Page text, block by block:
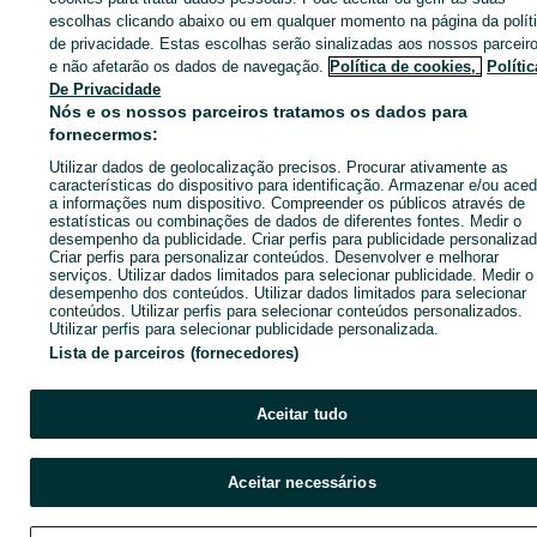
Entra na tua conta OLX ou cria uma nova para contactares
anunciante
Entrar ou criar conta
Ligar / SMS Enviar mensagem
escolhas clicando abaixo ou em qualquer momento na página da
de privacidade. Estas escolhas serão sinalizadas aos nossos
e não afetarão os dados de navegação. Política de cookies,
De Privacidade
Nós e os nossos parceiros tratamos os dados para
fornecermos:
Utilizar dados de geolocalização precisos. Procurar ativamente as
características do dispositivo para identificação. Armazenar e/ou
a informações num dispositivo. Compreender os públicos através de
estatísticas ou combinações de dados de diferentes fontes. Medir o
desempenho da publicidade. Criar perfis para publicidade
Criar perfis para personalizar conteúdos. Desenvolver e melhorar
serviços. Utilizar dados limitados para selecionar publicidade. Medir o
desempenho dos conteúdos. Utilizar dados limitados para selecionar
conteúdos. Utilizar perfis para selecionar conteúdos personalizados.
Utilizar perfis para selecionar publicidade personalizada.
Lista de parceiros (fornecedores)
Aceitar tudo
Aceitar necessários